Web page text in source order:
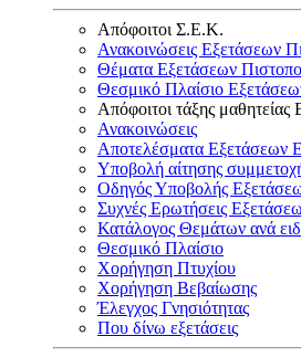
Απόφοιτοι Σ.Ε.Κ.
Ανακοινώσεις Εξετάσεων
Θέματα Εξετάσεων
Θεσμικό Πλαίσιο
Απόφοιτοι τάξης
Ανακοινώσεις
Αποτελέσματα
Υποβολή αίτησης
Οδηγός Υποβολής
Συχνές Ερωτήσεις
Κατάλογος Θεμάτων ανά
Θεσμικό Πλαίσιο
Χορήγηση Πτυχίου
Χορήγηση Βεβαίωσης
Έλεγχος Γνησιότητας
Που δίνω εξετάσεις